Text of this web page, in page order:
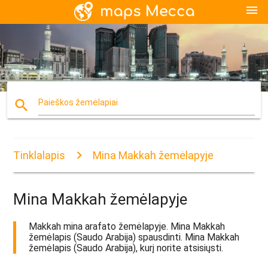
menu
search Paieškos žemėlapiai
Tinklalapis Mina Makkah žemėlapyje
Mina Makkah žemėlapyje
Makkah mina arafato žemėlapyje. Mina Makkah
žemėlapis (Saudo Arabija) spausdinti. Mina Makkah
žemėlapis (Saudo Arabija), kurį norite atsisiųsti.